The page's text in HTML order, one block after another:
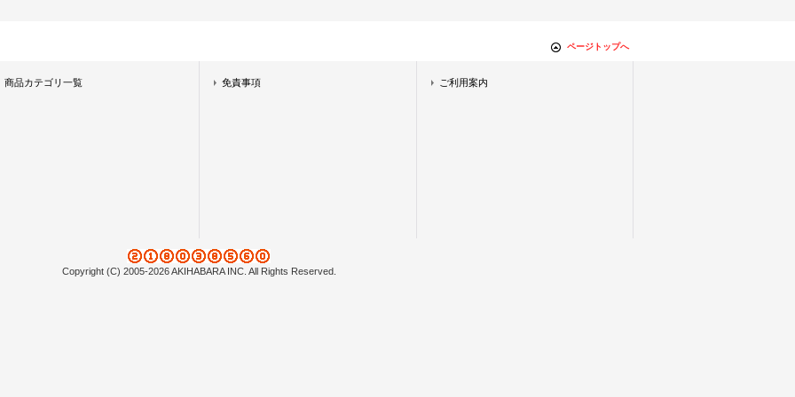
ページトップへ
商品カテゴリ一覧 免責事項 ご利用案内
Copyright (C) 2005-2026 AKIHABARA INC. All Rights Reserved.